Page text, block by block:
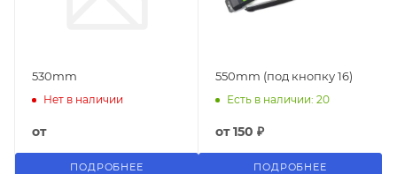
530mm
Нет в наличии
от
ПОДРОБНЕЕ
550mm (под кнопку 16)
Есть в наличии: 20
от150 ₽
ПОДРОБНЕЕ